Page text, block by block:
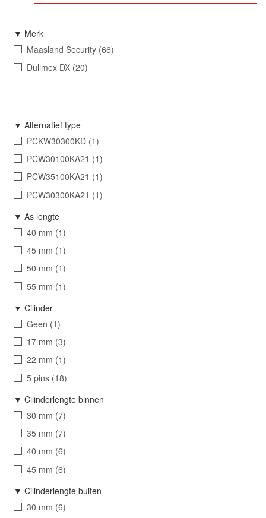
Merk
Maasland Security 66
Dulimex DX 20
Alternatief type
PCKW30300KD 1
PCW30100KA21
1
PCW35100KA21
1
PCW30300KA21
1
PCW30300KA22
PCW30300KA2
PCW30300KA3
PCW30300KD
PCW30400KA21
PCW30400KD
PCW30450KA21
PCW30450KD
PCW35350KA21
PCW35350KD
PCW40400KD
PCW45450KA21
PCW45450KD
1
As lengte
40 mm 1
45 mm 1
50 mm 1
55 mm 1
60 mm
Cilinder
Geen 1
17 mm 3
22 mm 1
5 pins 18
Cilinderlengte binnen
30 mm 7
35 mm 7
40 mm 6
45 mm 6
50 mm 5
55 mm 1
Cilinderlengte buiten
30 mm 6